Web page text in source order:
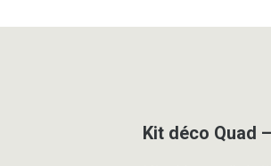
Kit déco Quad